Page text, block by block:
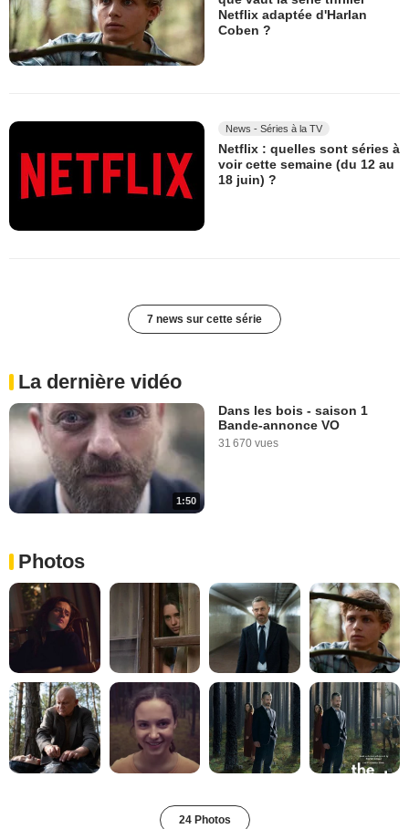
Netflix adaptée d'Harlan
Coben ?
News - Séries à la TV
Netflix : quelles sont séries à
voir cette semaine (du 12 au
18 juin) ?
7 news sur cette série
La dernière vidéo
1:50
Dans les bois - saison 1
Bande-annonce VO
31 670 vues
Photos
24 Photos